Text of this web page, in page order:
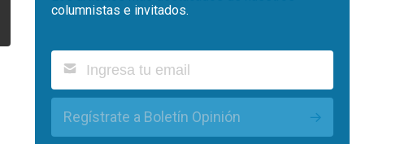
columnistas e invitados.
Regístrate a Boletín Opinión